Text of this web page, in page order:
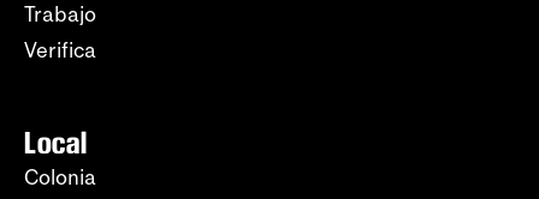
Trabajo
Verifica
Local
Colonia